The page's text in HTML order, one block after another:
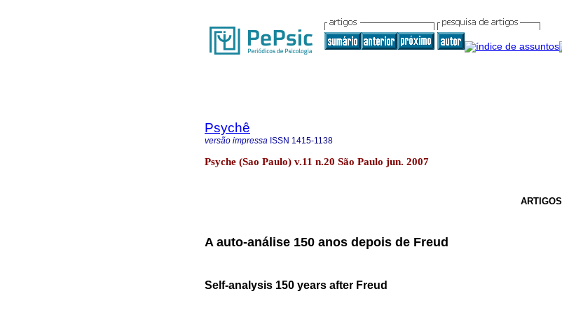
Psychê
versão impressa ISSN 1415-1138
Psyche (Sao Paulo) v.11 n.20 São Paulo jun. 2007
ARTIGOS
A auto-análise 150 anos depois de Freud
Self-analysis 150 years after Freud